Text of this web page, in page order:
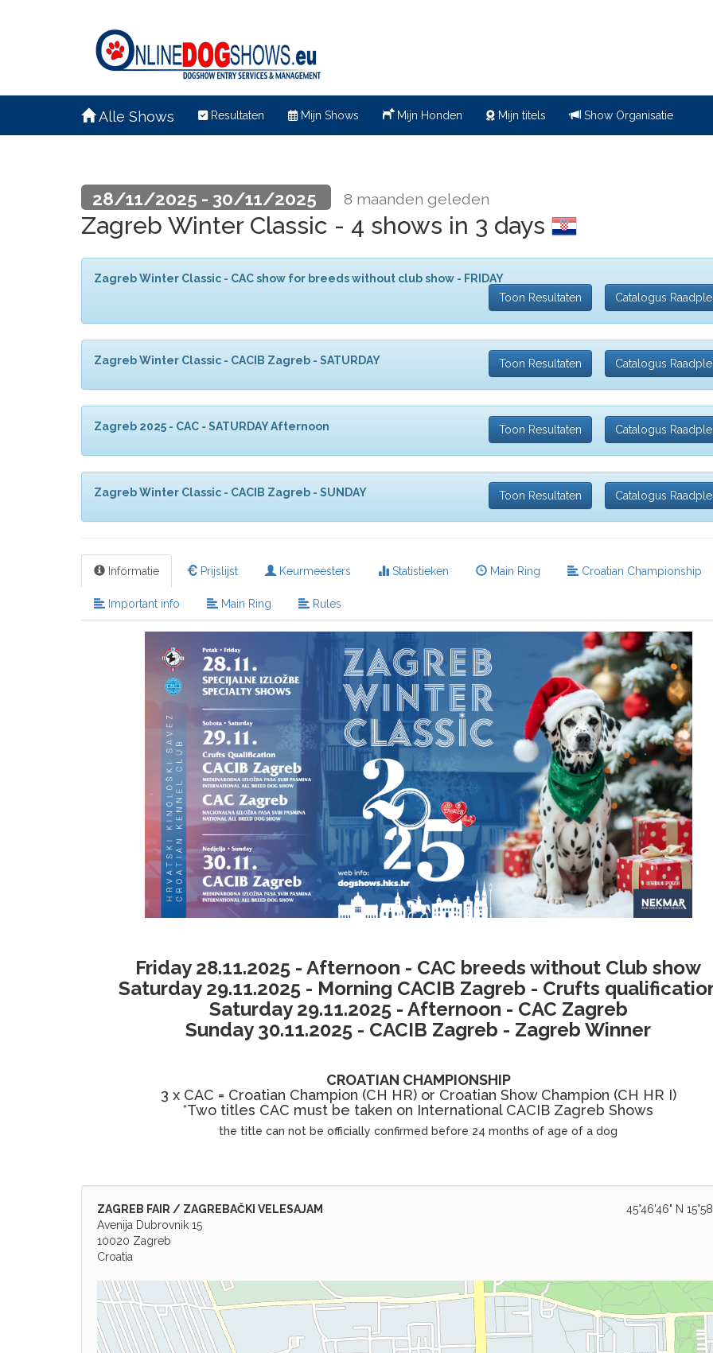
Alle Shows Resultaten Mijn Shows Mijn Honden Mijn titels Show Organisatie
28/11/2025 - 30/11/2025 8 maanden geleden
Zagreb Winter Classic - 4 shows in 3 days
Zagreb Winter Classic - CAC show for breeds without club show - FRIDAY
Toon Resultaten
Catalogus
Zagreb Winter Classic - CACIB Zagreb - SATURDAY Toon Resultaten Catalogus
Zagreb 2025 - CAC - SATURDAY Afternoon Toon Resultaten Catalogus
Zagreb Winter Classic - CACIB Zagreb - SUNDAY Toon Resultaten Catalogus
Informatie Prijslijst Keurmeesters Statistieken Main Ring Croatian Championship
Important info Main Ring Rules
Friday 28.11.2025 - Afternoon - CAC breeds without Club show
Saturday 29.11.2025 - Morning CACIB Zagreb - Crufts
Saturday 29.11.2025 - Afternoon - CAC Zagreb
Sunday 30.11.2025 - CACIB Zagreb - Zagreb Winner
CROATIAN CHAMPIONSHIP
3 x CAC = Croatian Champion (CH HR) or Croatian Show Champion (CH HR I)
*Two titles CAC must be taken on International CACIB Zagreb Shows
the title can not be officially confirmed before 24 months of age of a dog
45°46'46" N
ZAGREB FAIR / ZAGREBAČKI VELESAJAM
Avenija Dubrovnik 15
10020 Zagreb
Croatia